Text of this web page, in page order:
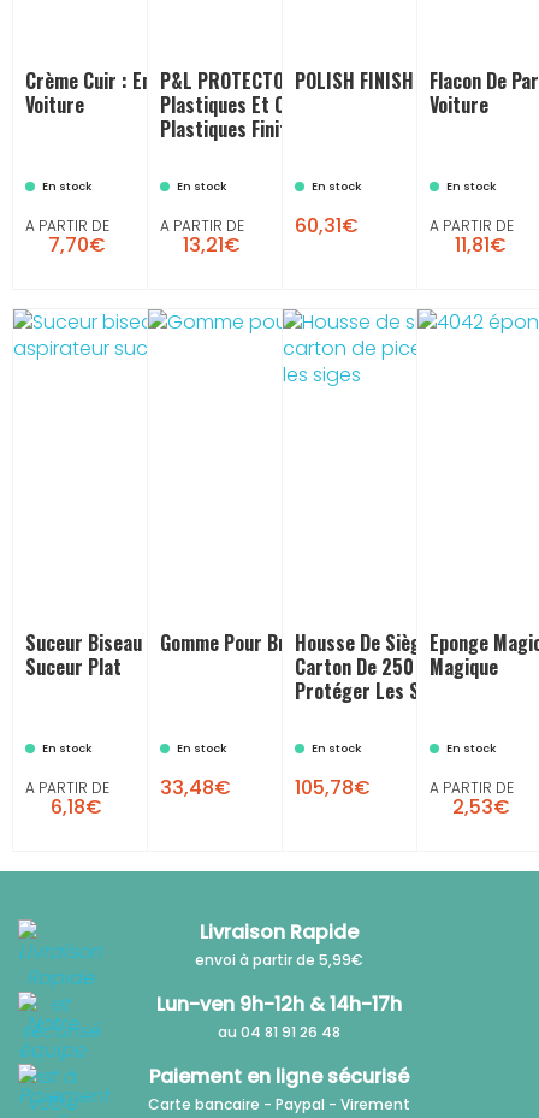
Crème Cuir : Entretien Cuir
Voiture
En stock
A PARTIR DE
7,70€
P&L PROTECTOR - Baume
Plastiques Et Cuir : Produit Pour
Plastiques Finition Mate
En stock
A PARTIR DE
13,21€
POLISH FINISH 3000 - 1 Litre
En stock
60,31€
Flacon De
Voiture
En stock
A PARTIR DE
11,81€
Suceur Biseau Pour Aspirateur :
Suceur Plat
En stock
A PARTIR DE
6,18€
Gomme Pour Brosseuses
En stock
33,48€
Housse De Siège Plastique,
Carton De 250 Pièces : Pour
Protéger Les Sièges
En stock
105,78€
Eponge
Magique
En stock
A PARTIR DE
2,53€
Livraison Rapide
envoi à partir de 5,99€
Lun-ven 9h-12h & 14h-17h
au 04 81 91 26 48
Paiement en ligne sécurisé
Carte bancaire - Paypal - Virement